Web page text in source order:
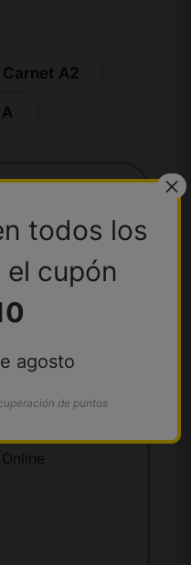
A2
A
todos los
cupón
agosto
de puntos
×